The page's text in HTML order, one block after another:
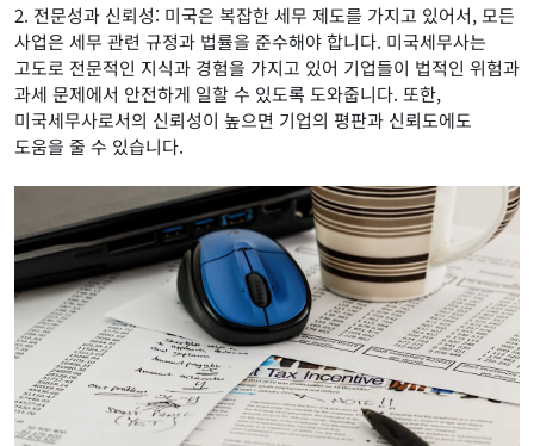
2. 전문성과 신뢰성: 미국은 복잡한 세무 제도를 가지고 있어서, 모든
사업은 세무 관련 규정과 법률을 준수해야 합니다. 미국세무사는
고도로 전문적인 지식과 경험을 가지고 있어 기업들이 법적인 위험과
과세 문제에서 안전하게 일할 수 있도록 도와줍니다. 또한,
미국세무사로서의 신뢰성이 높으면 기업의 평판과 신뢰도에도
도움을 줄 수 있습니다.